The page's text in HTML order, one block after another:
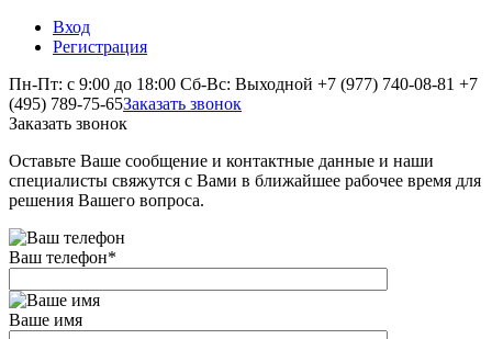
Вход
Регистрация
Пн-Пт: с 9:00 до 18:00 Сб-Вс: Выходной +7 (977) 740-08-81 +7
(495) 789-75-65Заказать звонок
Заказать звонок
Оставьте Ваше сообщение и контактные данные и наши
специалисты свяжутся с Вами в ближайшее рабочее время для
решения Вашего вопроса.
Ваш телефон*
Ваше имя